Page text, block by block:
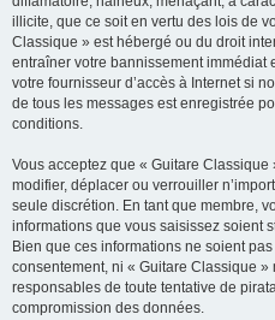
illicite, que ce soit en vertu des lois de
Classique » est hébergé ou du droit
entraîner votre bannissement immédiat
votre fournisseur d’accès à Internet si
de tous les messages est enregistrée
conditions.
Vous acceptez que « Guitare
modifier, déplacer ou verrouiller
seule discrétion. En tant que membre,
informations que vous saisissez soient
Bien que ces informations ne soient
consentement, ni « Guitare Classique
responsables de toute tentative de
compromission des données.